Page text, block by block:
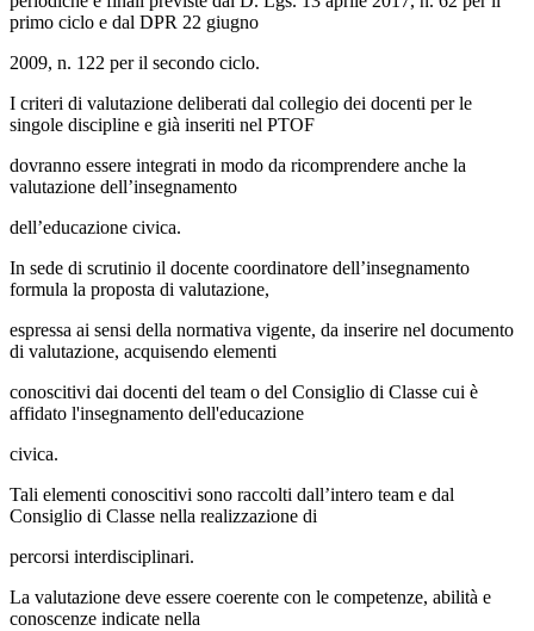
primo ciclo e dal DPR 22 giugno
2009, n. 122 per il secondo ciclo.
I criteri di valutazione deliberati dal collegio dei docenti per le
singole discipline e già inseriti nel PTOF
dovranno essere integrati in modo da ricomprendere anche la
valutazione dell’insegnamento
dell’educazione civica.
In sede di scrutinio il docente coordinatore dell’insegnamento
formula la proposta di valutazione,
espressa ai sensi della normativa vigente, da inserire nel documento
di valutazione, acquisendo elementi
conoscitivi dai docenti del team o del Consiglio di Classe cui è
affidato l'insegnamento dell'educazione
civica.
Tali elementi conoscitivi sono raccolti dall’intero team e dal
Consiglio di Classe nella realizzazione di
percorsi interdisciplinari.
La valutazione deve essere coerente con le competenze, abilità e
conoscenze indicate nella